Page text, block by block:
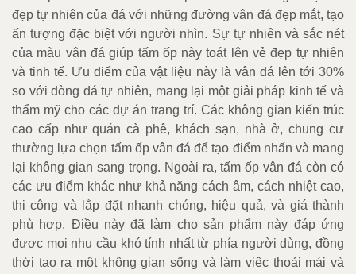
đẹp tự nhiên của đá với những đường vân đá đẹp mắt, tạo
ấn tượng đặc biệt với người nhìn. Sự tự nhiên và sắc nét
của màu vân đá giúp tấm ốp này toát lên vẻ đẹp tự nhiên
và tinh tế. Ưu điểm của vật liệu này là vân đá lên tới 30%
so với dòng đá tự nhiên, mang lại một giải pháp kinh tế và
thẩm mỹ cho các dự án trang trí. Các không gian kiến trúc
cao cấp như quán cà phê, khách sạn, nhà ở, chung cư
thường lựa chọn tấm ốp vân đá để tạo điểm nhấn và mang
lại không gian sang trọng. Ngoài ra, tấm ốp vân đá còn có
các ưu điểm khác như khả năng cách âm, cách nhiệt cao,
thi công và lắp đặt nhanh chóng, hiệu quả, và giá thành
phù hợp. Điều này đã làm cho sản phẩm này đáp ứng
được mọi nhu cầu khó tính nhất từ phía người dùng, đồng
thời tạo ra một không gian sống và làm việc thoải mái và